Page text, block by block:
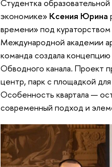
Студентка
экономике» Ксения Юрина
времени» под
Международной академии
команда создала
Обводного канала. Проект
центр, парк с площадкой
Особенность квартала —
современный подход и